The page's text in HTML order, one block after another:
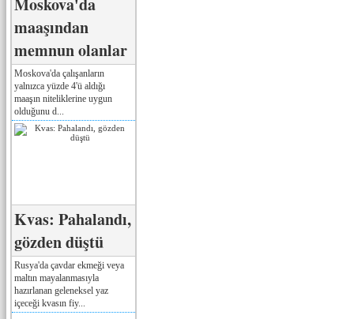
maaşından
memnun olanlar
Moskova'da çalışanların
yalnızca yüzde 4'ü aldığı
maaşın niteliklerine uygun
olduğunu d...
Kvas: Pahalandı,
gözden düştü
Rusya'da çavdar ekmeği veya
maltın mayalanmasıyla
hazırlanan geleneksel yaz
içeceği kvasın fiy...